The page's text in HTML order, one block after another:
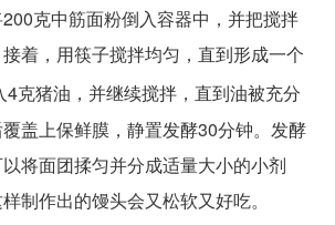
克中筋面粉倒入容器中，并把搅拌
着，用筷子搅拌均匀，直到形成一个
4克猪油，并继续搅拌，直到油被充分
盖上保鲜膜，静置发酵30分钟。发酵
将面团揉匀并分成适量大小的小剂
制作出的馒头会又松软又好吃。